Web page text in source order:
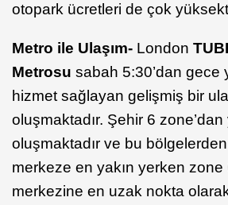
otopark ücretleri de çok
Metro ile Ulaşım- London
Metrosu sabah 5:30’dan gece
hizmet sağlayan gelişmiş bir
oluşmaktadır. Şehir 6
oluşmaktadır ve bu
merkeze en yakın yerken zone
merkezine en uzak nokta